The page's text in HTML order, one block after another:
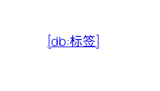
[db:标签]